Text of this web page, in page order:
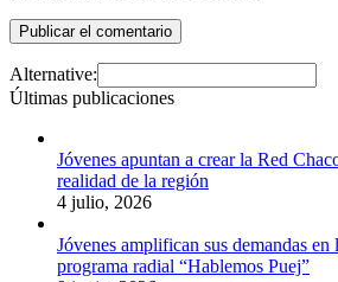
Alternative:
Últimas publicaciones
Jóvenes apuntan a crear la Red
realidad de la región
4 julio, 2026
Jóvenes amplifican sus demandas en
programa radial “Hablemos Puej”